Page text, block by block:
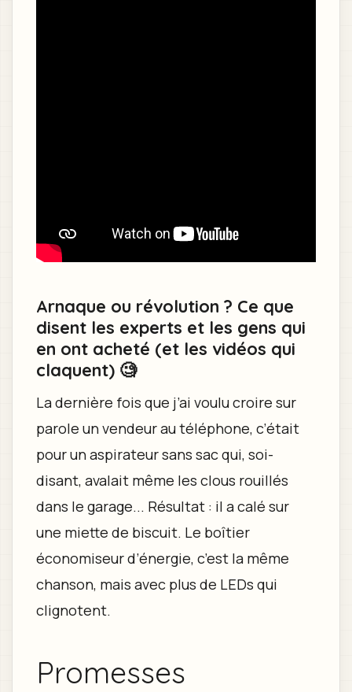
Arnaque ou révolution ? Ce que
disent les experts et les gens qui
en ont acheté (et les vidéos qui
claquent) 🧐
La dernière fois que j’ai voulu croire sur
parole un vendeur au téléphone, c’était
pour un aspirateur sans sac qui, soi-
disant, avalait même les clous rouillés
dans le garage... Résultat : il a calé sur
une miette de biscuit. Le boîtier
économiseur d’énergie, c’est la même
chanson, mais avec plus de LEDs qui
clignotent.
Promesses